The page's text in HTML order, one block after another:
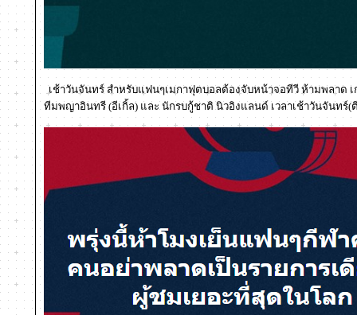
เช้าวันจันทร์ สำหรับแฟนๆเมกาฟุตบอลต้องจับหน้าจอทีวี ห้ามพลาด เ
ทีมพญาอินทรี (อีเกิ้ล) และ นักรบกู้ชาติ นิวอิงแลนด์ เวลาเช้าวันจันทร์